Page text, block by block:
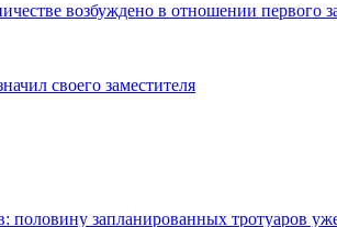
возбуждено в отношении первого
своего заместителя
половину запланированных тротуаров